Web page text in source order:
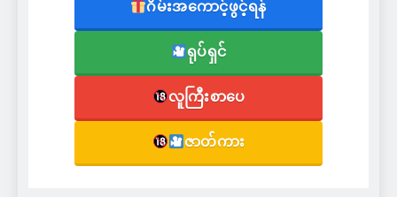
ဂိမ်းအကောင့်ဖွင့်ရန်
ရုပ်ရှင်
လူကြီးစာပေ
ဇာတ်ကား